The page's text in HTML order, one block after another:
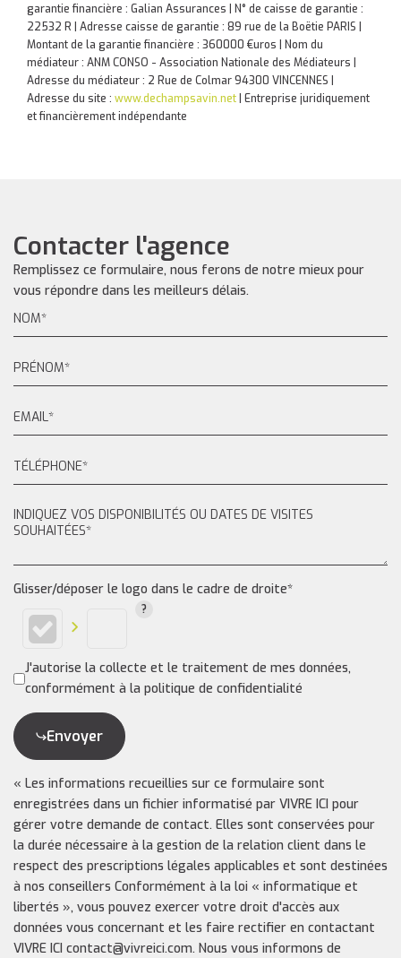
garantie financière : Galian Assurances | N° de caisse de garantie :
22532 R | Adresse caisse de garantie : 89 rue de la Boëtie PARIS |
Montant de la garantie financière : 360000 €uros | Nom du
médiateur : ANM CONSO - Association Nationale des Médiateurs |
Adresse du médiateur : 2 Rue de Colmar 94300 VINCENNES |
Adresse du site : www.dechampsavin.net Entreprise juridiquement
et financièrement indépendante
Contacter l'agence
Remplissez ce formulaire, nous ferons de notre mieux pour
vous répondre dans les meilleurs délais.
Glisser/déposer le logo dans le cadre de droite*
J'autorise la collecte et le traitement de mes données,
conformément à la politique de confidentialité
Envoyer
« Les informations recueillies sur ce formulaire sont
enregistrées dans un fichier informatisé par VIVRE ICI pour
gérer votre demande de contact. Elles sont conservées pour
la durée nécessaire à la gestion de la relation client dans le
respect des prescriptions légales applicables et sont destinées
à nos conseillers Conformément à la loi « informatique et
libertés », vous pouvez exercer votre droit d'accès aux
données vous concernant et les faire rectifier en contactant
VIVRE ICI contact@vivreici.com. Nous vous informons de